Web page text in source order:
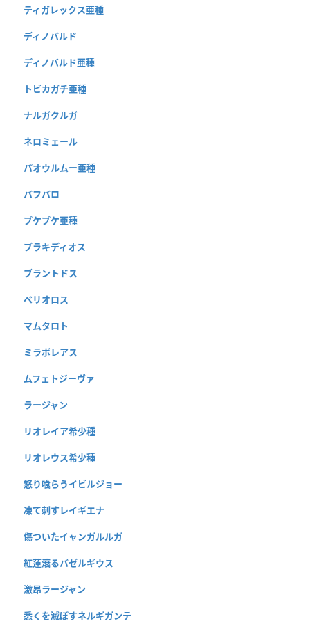
ティガレックス亜種
ディノバルド
ディノバルド亜種
トビカガチ亜種
ナルガクルガ
ネロミェール
パオウルムー亜種
バフバロ
プケプケ亜種
ブラキディオス
ブラントドス
ベリオロス
マムタロト
ミラボレアス
ムフェトジーヴァ
ラージャン
リオレイア希少種
リオレウス希少種
怒り喰らうイビルジョー
凍て刺すレイギエナ
傷ついたイャンガルルガ
紅蓮滾るバゼルギウス
激昂ラージャン
悉くを滅ぼすネルギガンテ